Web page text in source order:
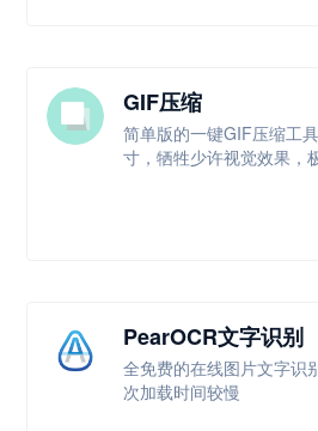
GIF压缩
简单版的一键GIF压缩工
寸，牺牲少许视觉效果，
PearOCR文字识别
全免费的在线图片文字识
次加载时间较慢